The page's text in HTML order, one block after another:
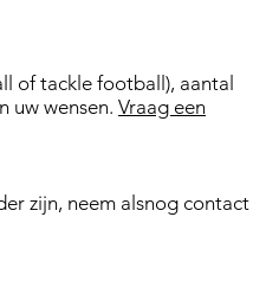
of tackle football), aantal
uw wensen. Vraag een
zijn, neem alsnog contact